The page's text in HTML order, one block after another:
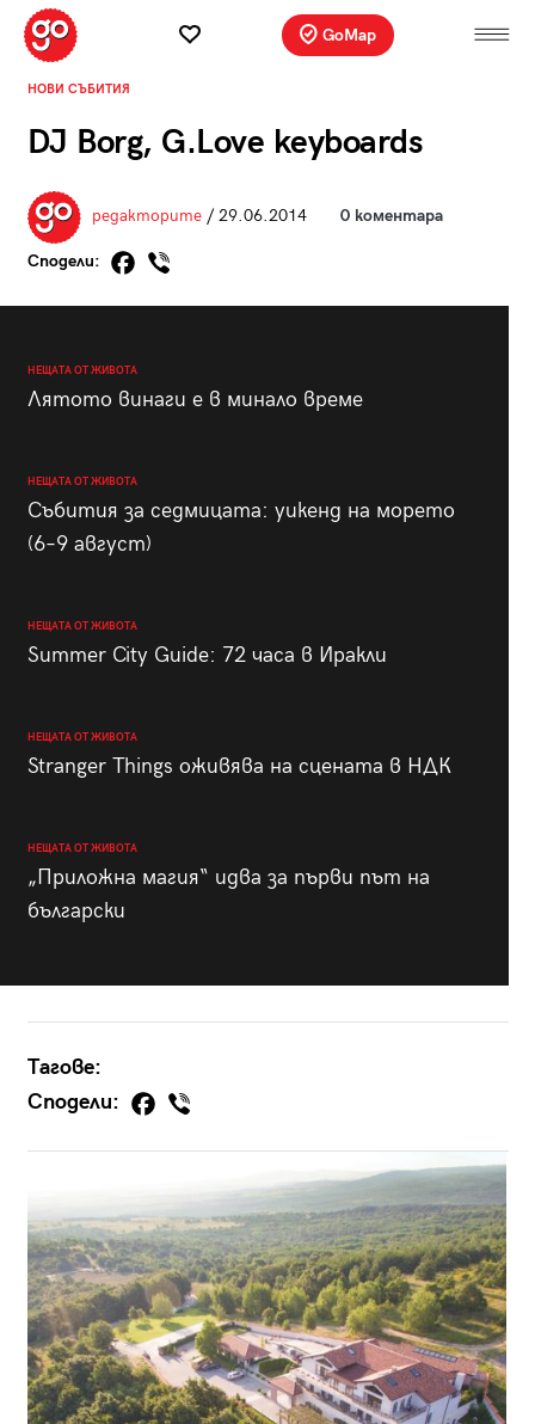
GoMap
НОВИ СЪБИТИЯ
DJ Borg, G.Love keyboards
редакторите/ 29.06.2014 0 коментара
Сподели:
НЕЩАТА ОТ ЖИВОТА
Лятото винаги е в минало време
НЕЩАТА ОТ ЖИВОТА
Събития за седмицата: уикенд на морето
(6–9 август)
НЕЩАТА ОТ ЖИВОТА
Summer City Guide: 72 часа в Иракли
НЕЩАТА ОТ ЖИВОТА
Stranger Things оживява на сцената в НДК
НЕЩАТА ОТ ЖИВОТА
„Приложна магия“ идва за първи път на
български
Тагове:
Сподели: